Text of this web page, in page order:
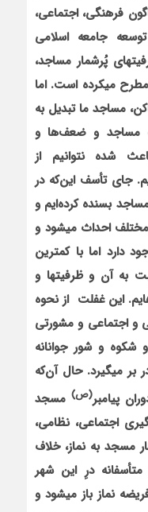
فرهنگی، اجتماعی،
جامعه اسلامی
پُرشمار مساجد،
مطرح می‏کرده است. اما
مساجد ما تبدیل به
مساجد و ضعف‌ها و
شده نتوانیم از
جای تأسف این‌که در
بسنده کرده‌ایم و
احداث می‏شود و
دارد اما با کمترین
به آن و ظرفیت‏ها و
این غفلت‏ از نحوه
و اجتماعی و مشورتی
شکوه و شور جوانانه
بر می‏گیرد. حال آن‌که
پیامبر(ص)مسجد
اجتماعی، نظامی،
مسجد به نماز، خلاف
درِ این شهر
نماز باز می‏شود و